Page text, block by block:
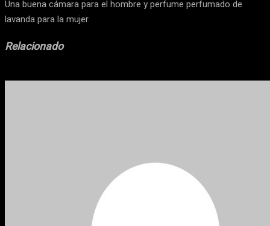
Una buena cámara para el hombre y perfume perfumado de
lavanda para la mujer.
Relacionado